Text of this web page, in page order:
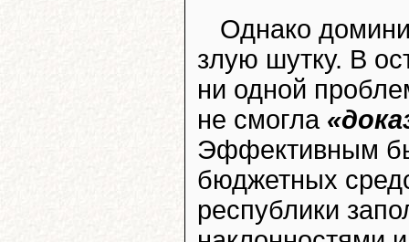
Однако
злую шутку. В
ни одной
не смогла
Эффективным
бюджетных
республики